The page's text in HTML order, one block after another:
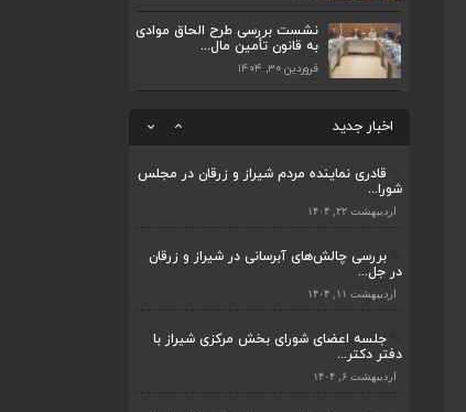
نشست بررسی طرح الحاق موادی
به قانون تأمین مال...
فروردین ۳۰, ۱۴۰۴
اخبار جدید
ارتق...
اردیبهشت ۲۳, ۱۴۰۴
اردیبهشت ۲۳, ۱۴۰۴
قادری نماینده مردم شیراز و زرقان در مجلس
شورا...
اردیبهشت ۲۲, ۱۴۰۴
بررسی چالش‌های آبرسانی در شیراز و زرقان
در جل...
اردیبهشت ۱۱, ۱۴۰۴
جلسه اعضای شورای بخش مرکزی شیراز با
دفتر دکتر...
اردیبهشت ۶, ۱۴۰۴
به اصفه...
قادری نماینده مردم شیراز و زرقان در مجلس
شورا...
بررسی چالش‌های آبرسانی در شیراز و زرقان
در جل...